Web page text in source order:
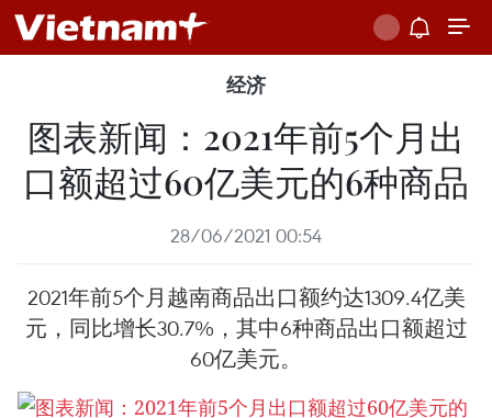
经济
图表新闻：2021年前5个月出
口额超过60亿美元的6种商品
28/06/2021 00:54
2021年前5个月越南商品出口额约达1309.4亿美
元，同比增长30.7%，其中6种商品出口额超过
60亿美元。